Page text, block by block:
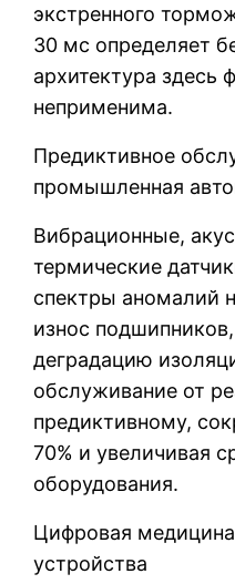
экстренного
30 мс определяет
архитектура здесь
неприменима.
Предиктивное
промышленная
Вибрационные,
термические
спектры аномалий
износ
деградацию
обслуживание от
предиктивному,
70% и увеличивая
оборудования.
Цифровая
устройства